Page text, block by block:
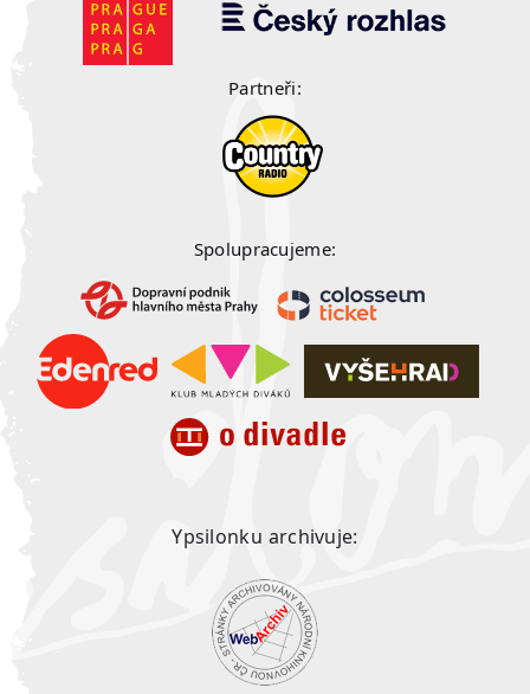
Partneři:
Spolupracujeme:
Ypsilonku archivuje: